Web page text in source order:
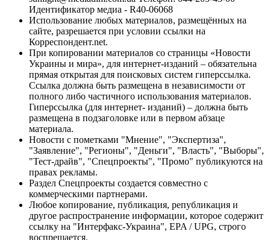
Идентификатор медиа - R40-06068
Использование любых материалов, размещённых на
сайте, разрешается при условии ссылки на
Корреспондент.net.
При копировании материалов со страницы «Новости
Украины и мира», для интернет-изданий – обязательна
прямая открытая для поисковых систем гиперссылка.
Ссылка должна быть размещена в независимости от
полного либо частичного использования материалов.
Гиперссылка (для интернет- изданий) – должна быть
размещена в подзаголовке или в первом абзаце
материала.
Новости с пометками "Мнение", "Экспертиза",
"Заявление", "Регионы", "Деньги", "Власть", "Выборы",
"Тест-драйв", "Спецпроекты", "Промо" публикуются на
правах рекламы.
Раздел Спецпроекты создается совместно с
коммерческими партнерами.
Любое копирование, публикация, републикация и
другое распространение информации, которое содержит
ссылку на "Интерфакс-Украина", EPA / UPG, строго
воспрещается.